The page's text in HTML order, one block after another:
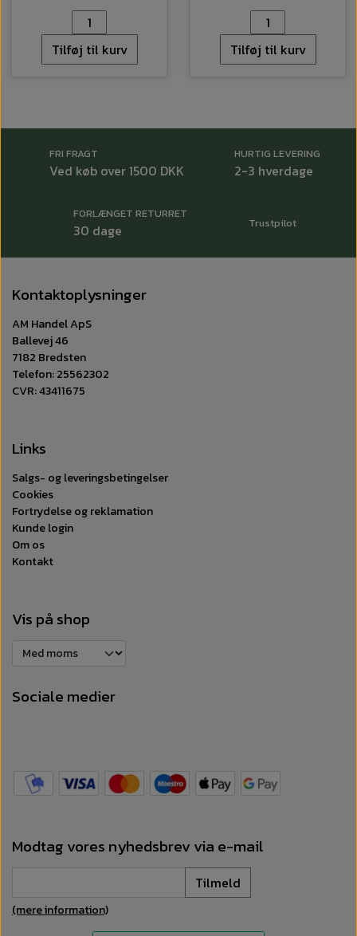
Tilføj til kurv Tilføj til kurv
FRI FRAGT
Ved køb over 1500 DKK
HURTIG LEVERING
2-3 hverdage
FORLÆNGET RETURRET
30 dage Trustpilot
Kontaktoplysninger
AM Handel ApS
Ballevej 46
7182 Bredsten
Telefon: 25562302
CVR: 43411675
Links
Salgs- og leveringsbetingelser
Cookies
Fortrydelse og reklamation
Kunde login
Om os
Kontakt
Vis på shop
Sociale medier
Modtag vores nyhedsbrev via e-mail
Tilmeld
(mere information)